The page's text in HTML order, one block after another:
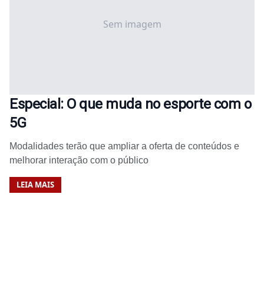
Sem imagem
Especial: O que muda no esporte com o
5G
Modalidades terão que ampliar a oferta de conteúdos e
melhorar interação com o público
LEIA MAIS